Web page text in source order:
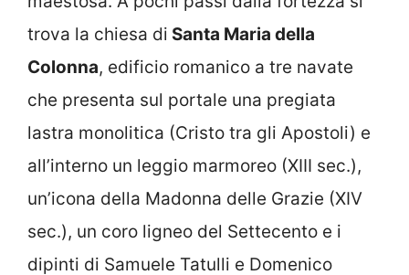
trova la chiesa di Santa Maria della
Colonna, edificio romanico a tre navate
che presenta sul portale una pregiata
lastra monolitica (Cristo tra gli Apostoli) e
all’interno un leggio marmoreo (XIII sec.),
un’icona della Madonna delle Grazie (XIV
sec.), un coro ligneo del Settecento e i
dipinti di Samuele Tatulli e Domenico